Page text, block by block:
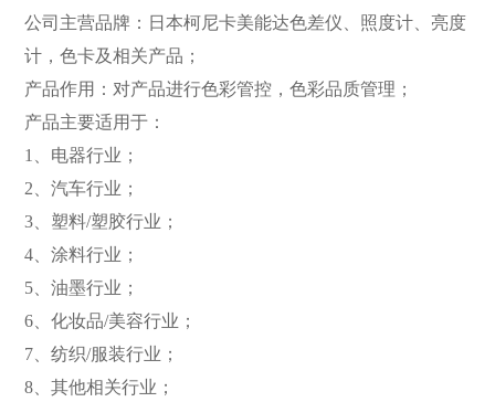
公司主营品牌：日本柯尼卡美能达色差仪、照度计、亮度
计，色卡及相关产品；
产品作用：对产品进行色彩管控，色彩品质管理；
产品主要适用于：
1、电器行业；
2、汽车行业；
3、塑料/塑胶行业；
4、涂料行业；
5、油墨行业；
6、化妆品/美容行业；
7、纺织/服装行业；
8、其他相关行业；